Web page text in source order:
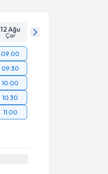
12 Ağu
Çar
09:00
09:30
10:00
10:30
11:00